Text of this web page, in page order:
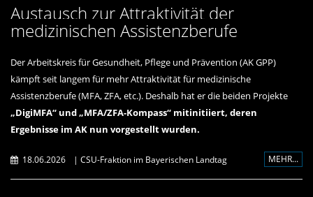
Austausch zur Attraktivität der
medizinischen Assistenzberufe
Der Arbeitskreis für Gesundheit, Pflege und Prävention (AK GPP)
kämpft seit langem für mehr Attraktivität für medizinische
Assistenzberufe (MFA, ZFA, etc.). Deshalb hat er die beiden Projekte
DigiMFA“ undMFA/ZFA-Kompass“ mitinitiiert, deren
Ergebnisse im AK nun vorgestellt wurden.
18.06.2026 | CSU-Fraktion im Bayerischen Landtag MEHR...